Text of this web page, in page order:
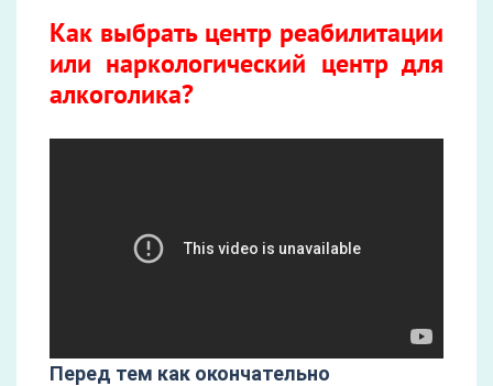
Как выбрать центр реабилитации
или наркологический центр для
алкоголика?
Перед тем как окончательно